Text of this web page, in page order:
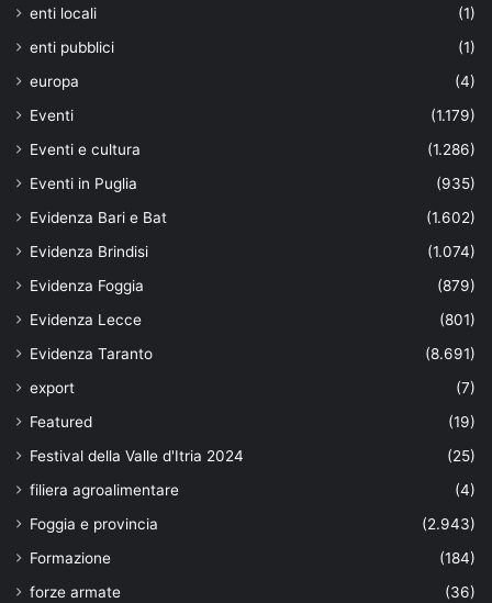
enti locali
(1)
enti pubblici
(1)
europa
(4)
Eventi
(1.179)
Eventi e cultura
(1.286)
Eventi in Puglia
(935)
Evidenza Bari e Bat
(1.602)
Evidenza Brindisi
(1.074)
Evidenza Foggia
(879)
Evidenza Lecce
(801)
Evidenza Taranto
(8.691)
export
(7)
Featured
(19)
Festival della Valle d'Itria 2024
(25)
filiera agroalimentare
(4)
Foggia e provincia
(2.943)
Formazione
(184)
forze armate
(36)